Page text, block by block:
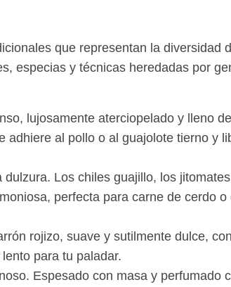
que representan la
especias y técnicas heredadas por
lujosamente aterciopelado y lleno
al pollo o al guajolote tierno y
Los chiles guajillo, los
perfecta para carne de cerdo
rojizo, suave y sutilmente dulce,
para tu paladar.
Espesado con masa y